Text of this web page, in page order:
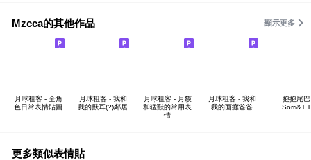
Mzcca的其他作品 顯示更多
月球租客 - 全角
色日常表情貼圖
月球租客 - 我和
我的獸耳(?)鄰居
月球租客 - 月貘
和猛獸的常用表
情
月球租客 - 我和
我的面癱爸爸
抱抱尾巴
Sorri&T.T
更多類似表情貼